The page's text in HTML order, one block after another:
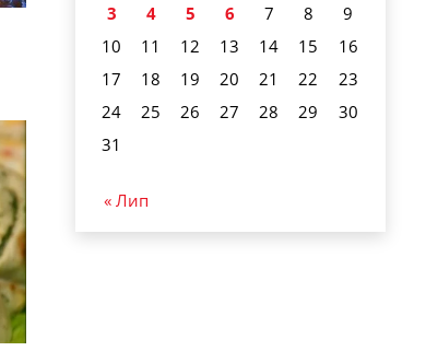
3
4 5 6 7 8
9
10
11 12 13 14 15
16
17
18 19 20 21 22
23
24
25 26 27 28 29
30
31
« Лип